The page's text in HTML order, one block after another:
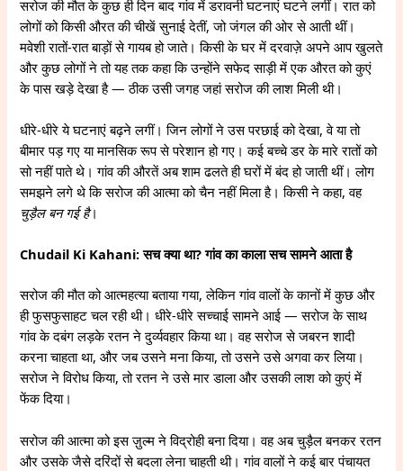
सरोज की मौत के कुछ ही दिन बाद गांव में डरावनी घटनाएं घटने लगीं। रात को
लोगों को किसी औरत की चीखें सुनाई देतीं, जो जंगल की ओर से आती थीं।
मवेशी रातों-रात बाड़ों से गायब हो जाते। किसी के घर में दरवाज़े अपने आप खुलते
और कुछ लोगों ने तो यह तक कहा कि उन्होंने सफेद साड़ी में एक औरत को कुएं
के पास खड़े देखा है — ठीक उसी जगह जहां सरोज की लाश मिली थी।
धीरे-धीरे ये घटनाएं बढ़ने लगीं। जिन लोगों ने उस परछाई को देखा, वे या तो
बीमार पड़ गए या मानसिक रूप से परेशान हो गए। कई बच्चे डर के मारे रातों को
सो नहीं पाते थे। गांव की औरतें अब शाम ढलते ही घरों में बंद हो जाती थीं। लोग
समझने लगे थे कि सरोज की आत्मा को चैन नहीं मिला है। किसी ने कहा, वह
चुड़ैल बन गई है।
Chudail Ki Kahani: सच क्या था? गांव का काला सच सामने आता है
सरोज की मौत को आत्महत्या बताया गया, लेकिन गांव वालों के कानों में कुछ और
ही फुसफुसाहट चल रही थी। धीरे-धीरे सच्चाई सामने आई — सरोज के साथ
गांव के दबंग लड़के रतन ने दुर्व्यवहार किया था। वह सरोज से जबरन शादी
करना चाहता था, और जब उसने मना किया, तो उसने उसे अगवा कर लिया।
सरोज ने विरोध किया, तो रतन ने उसे मार डाला और उसकी लाश को कुएं में
फेंक दिया।
सरोज की आत्मा को इस ज़ुल्म ने विद्रोही बना दिया। वह अब चुड़ैल बनकर रतन
और उसके जैसे दरिंदों से बदला लेना चाहती थी। गांव वालों ने कई बार पंचायत